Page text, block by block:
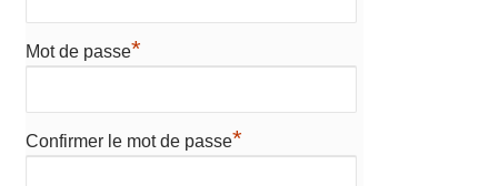
Mot de passe*
Confirmer le mot de passe*